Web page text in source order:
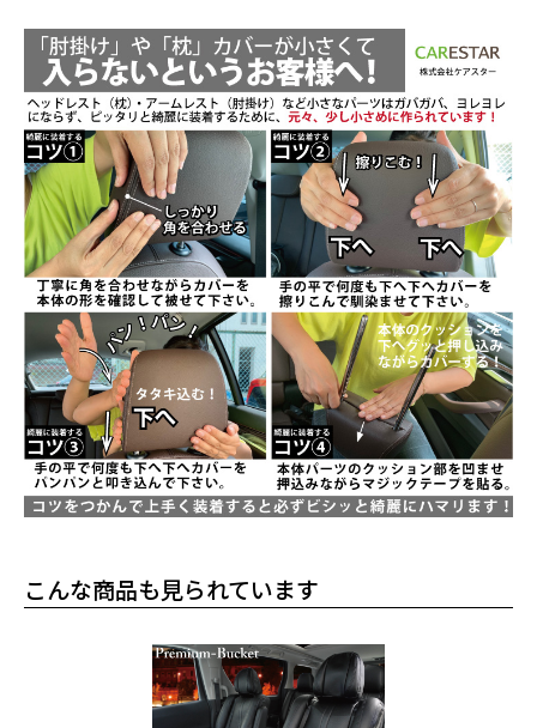
こんな商品も見られています